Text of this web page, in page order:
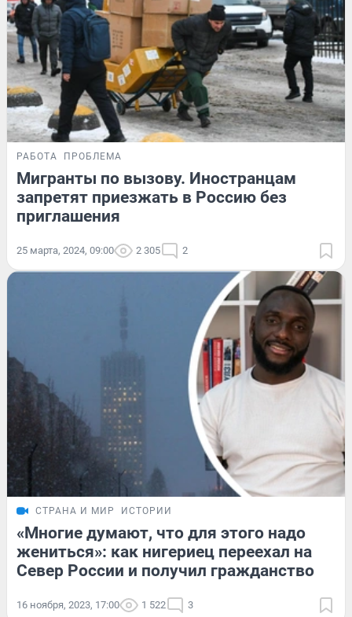
РАБОТА ПРОБЛЕМА
Мигранты по вызову. Иностранцам
запретят приезжать в Россию без
приглашения
25 марта, 2024, 09:00 2 305 2
СТРАНА И МИР ИСТОРИИ
«Многие думают, что для этого надо
жениться»: как нигериец переехал на
Север России и получил гражданство
16 ноября, 2023, 17:00 1 522 3